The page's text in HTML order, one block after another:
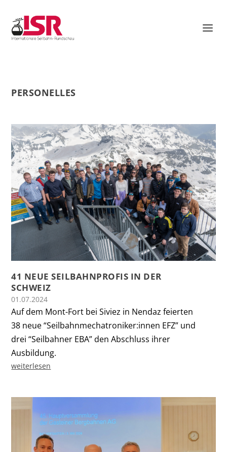
PERSONELLES
41 NEUE SEILBAHNPROFIS IN DER
SCHWEIZ
01.07.2024
Auf dem Mont-Fort bei Siviez in Nendaz feierten
38 neue “Seilbahnmechatroniker:innen EFZ” und
drei “Seilbahner EBA” den Abschluss ihrer
Ausbildung.
weiterlesen